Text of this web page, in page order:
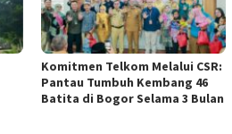
Komitmen Telkom Melalui CSR:
Pantau Tumbuh Kembang 46
Batita di Bogor Selama 3 Bulan